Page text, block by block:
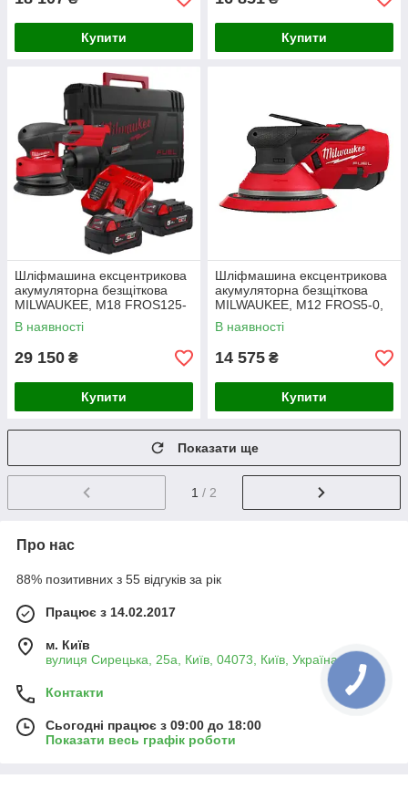
Купити Купити
Шліфмашина ексцентрикова
акумуляторна безщіткова
MILWAUKEE, M18 FROS125-
502X, діаметр 125мм
(зарядний пристрій М12-18
В наявності
29 150 ₴
Купити
Шліфмашина ексцентрикова
акумуляторна безщіткова
MILWAUKEE, M12 FROS5-0,
діаметр 150мм (каркас,
пиловідвід, картонне
В наявності
14 575 ₴
Купити
Показати ще
1 / 2
Про нас
88% позитивних з 55 відгуків за рік
Працює з 14.02.2017
м. Київ
вулиця Сирецька, 25а, Київ, 04073, Київ, Україна
Контакти
Сьогодні працює з 09:00 до 18:00
Показати весь графік роботи